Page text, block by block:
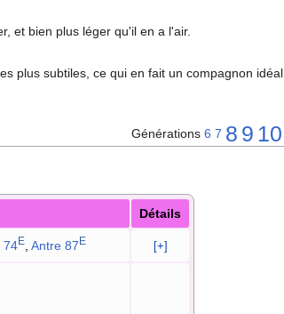
et bien plus léger qu'il en a l'air.
plus subtiles, ce qui en fait un compagnon idéal
Générations 6 7 8 9 10
Détails
74E, Antre 87 E [+]